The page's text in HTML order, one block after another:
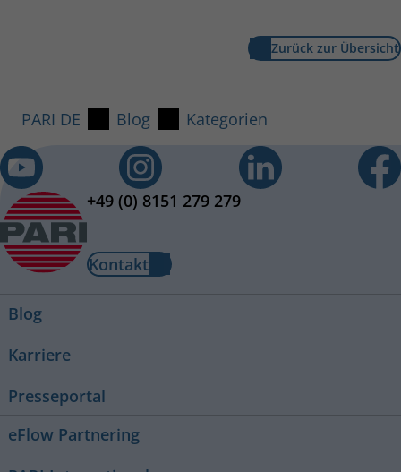
Zurück zur Übersicht
PARI DE Blog Kategorien
+49 (0) 8151 279 279
Kontakt
Blog
Karriere
Presseportal
eFlow Partnering